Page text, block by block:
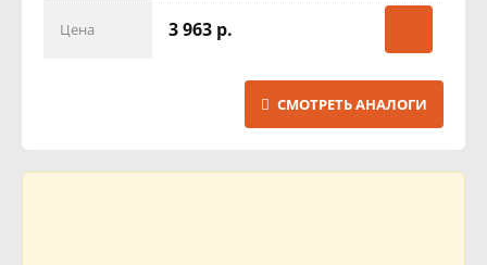
Цена 3 963 р.
СМОТРЕТЬ АНАЛОГИ